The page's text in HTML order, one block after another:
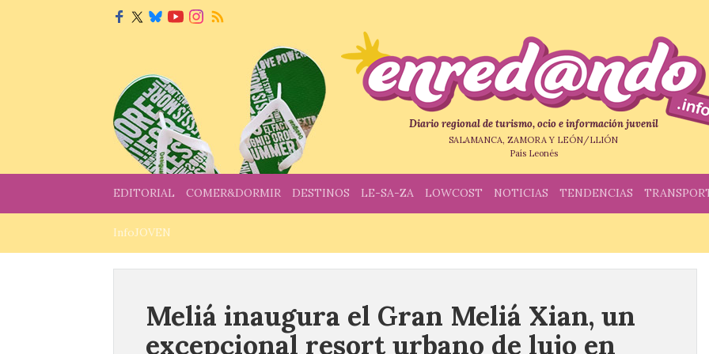
Diario regional de turismo, ocio e información juvenil
SALAMANCA, ZAMORA Y LEÓN/LLIÓN
País Leonés
EDITORIAL COMER&DORMIR DESTINOS LE-SA-ZA LOWCOST NOTICIAS TENDENCIAS
InfoJOVEN
Meliá inaugura el Gran Meliá Xian, un
excepcional resort urbano de lujo en